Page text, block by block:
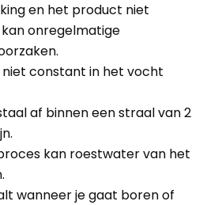
en het product niet
onregelmatige
constant in het vocht
af binnen een straal van 2
kan roestwater van het
wanneer je gaat boren of